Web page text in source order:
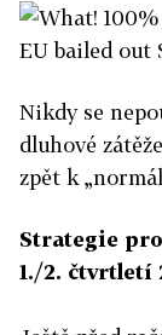
Nikdy se
dluhové
zpět k
Strategie
1./2. čtvrtletí